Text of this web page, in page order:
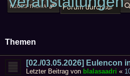
NEUES THEMA
Themen
[02./03.05.2026] Eulencon
Letzter Beitrag von blalasaadri «